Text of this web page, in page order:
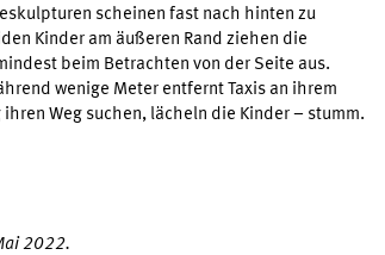
scheinen fast nach hinten zu
Kinder am äußeren Rand ziehen die
beim Betrachten von der Seite aus.
wenige Meter entfernt Taxis an ihrem
Weg suchen, lächeln die Kinder – stumm.
2022.